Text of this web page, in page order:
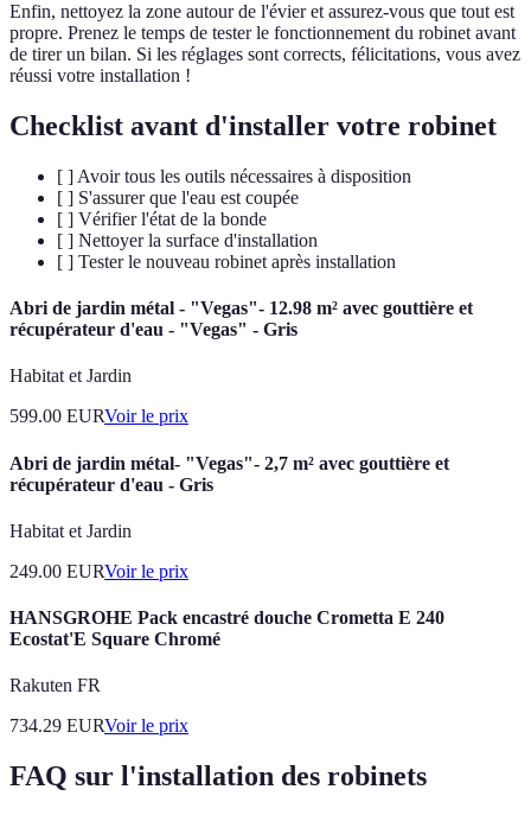
Enfin, nettoyez la zone autour de l'évier et assurez-vous que tout est
propre. Prenez le temps de tester le fonctionnement du robinet avant
de tirer un bilan. Si les réglages sont corrects, félicitations, vous avez
réussi votre installation !
Checklist avant d'installer votre robinet
[ ] Avoir tous les outils nécessaires à disposition
[ ] S'assurer que l'eau est coupée
[ ] Vérifier l'état de la bonde
[ ] Nettoyer la surface d'installation
[ ] Tester le nouveau robinet après installation
Abri de jardin métal - "Vegas"- 12.98 m² avec gouttière et
récupérateur d'eau - "Vegas" - Gris
Habitat et Jardin
599.00 EURVoir le prix
Abri de jardin métal- "Vegas"- 2,7 m² avec gouttière et
récupérateur d'eau - Gris
Habitat et Jardin
249.00 EURVoir le prix
HANSGROHE Pack encastré douche Crometta E 240
Ecostat'E Square Chromé
Rakuten FR
734.29 EURVoir le prix
FAQ sur l'installation des robinets